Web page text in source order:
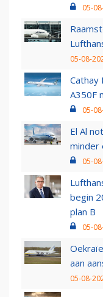
05-
05-08-
Cathay
A350F
05-
El Al
minder
05-
begin
plan B
05-
aan
05-08-